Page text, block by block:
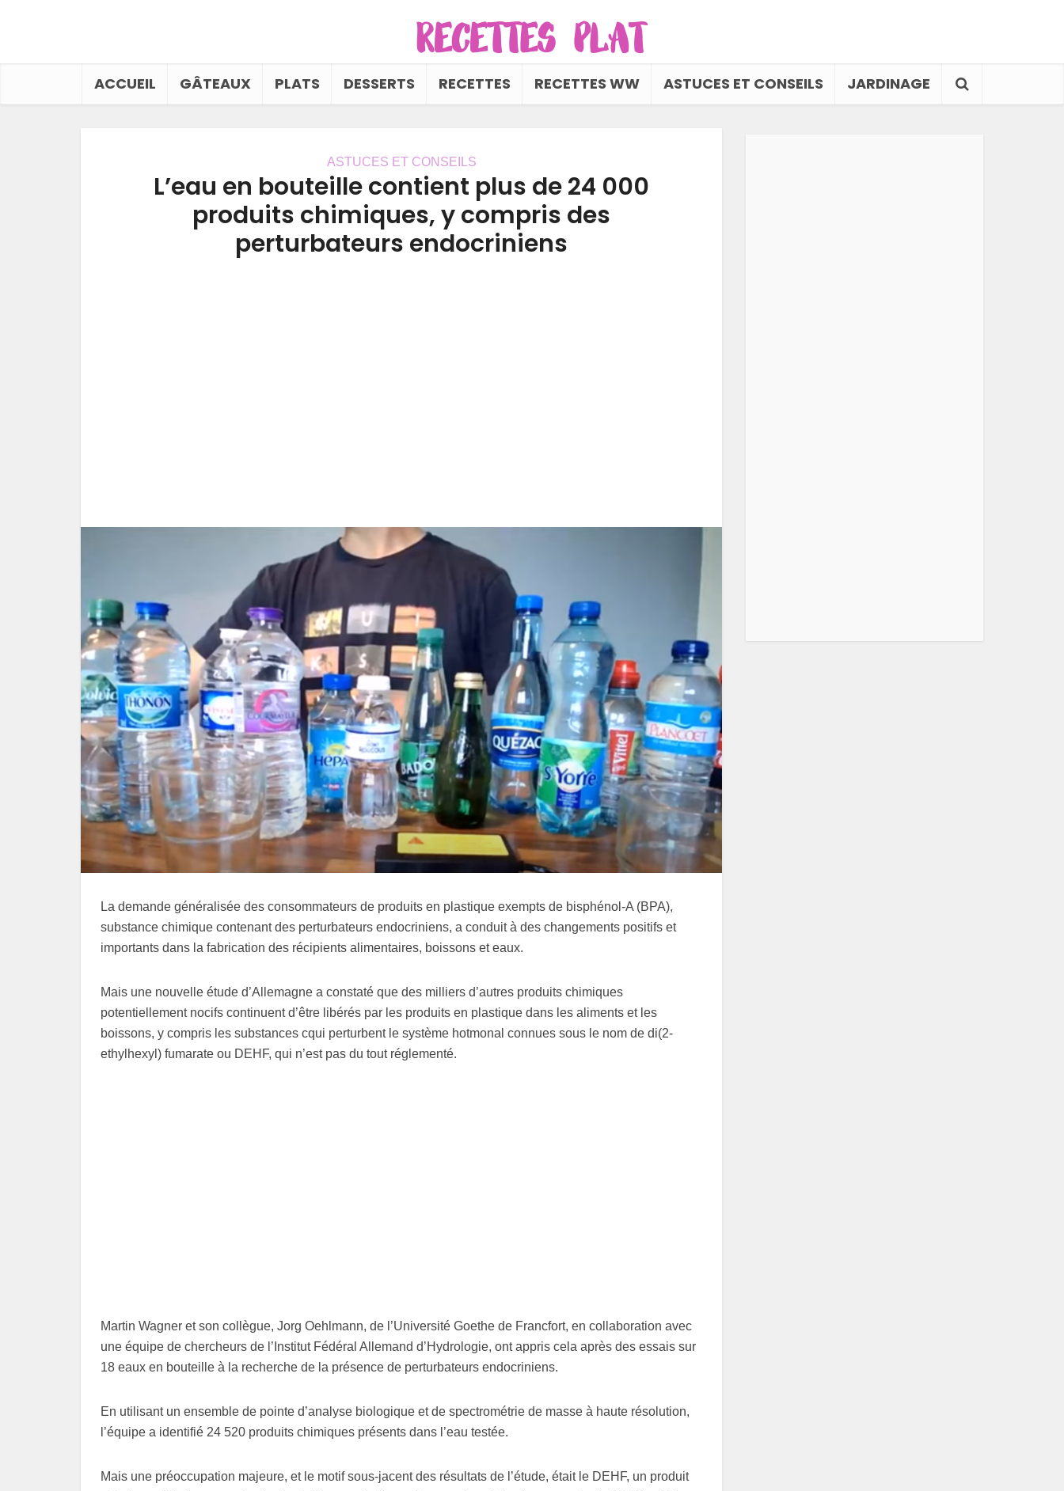
ACCUEIL GÂTEAUX PLATS DESSERTS RECETTES RECETTES WW ASTUCES ET CONSEILS JARDINAGE
ASTUCES ET CONSEILS
L’eau en bouteille contient plus de 24 000
produits chimiques, y compris des
perturbateurs endocriniens
La demande généralisée des consommateurs de produits en plastique exempts de bisphénol-A (BPA),
substance chimique contenant des perturbateurs endocriniens, a conduit à des changements positifs et
importants dans la fabrication des récipients alimentaires, boissons et eaux.
Mais une nouvelle étude d’Allemagne a constaté que des milliers d’autres produits chimiques
potentiellement nocifs continuent d’être libérés par les produits en plastique dans les aliments et les
boissons, y compris les substances cqui perturbent le système hotmonal connues sous le nom de di(2-
ethylhexyl) fumarate ou DEHF, qui n’est pas du tout réglementé.
Martin Wagner et son collègue, Jorg Oehlmann, de l’Université Goethe de Francfort, en collaboration avec
une équipe de chercheurs de l’Institut Fédéral Allemand d’Hydrologie, ont appris cela après des essais sur
18 eaux en bouteille à la recherche de la présence de perturbateurs endocriniens.
En utilisant un ensemble de pointe d’analyse biologique et de spectrométrie de masse à haute résolution,
l’équipe a identifié 24 520 produits chimiques présents dans l’eau testée.
Mais une préoccupation majeure, et le motif sous-jacent des résultats de l’étude, était le DEHF, un produit